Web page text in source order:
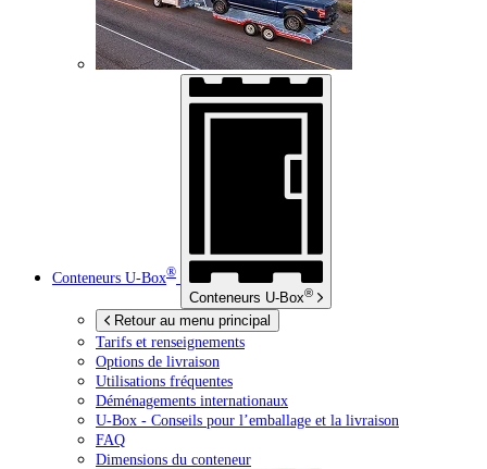
Conteneurs U-Box®
Conteneurs U-Box®
Retour au menu principal
Tarifs et renseignements
Options de livraison
Utilisations fréquentes
Déménagements internationaux
U-Box - Conseils pour l’emballage et la livraison
FAQ
Dimensions du conteneur